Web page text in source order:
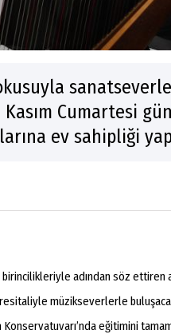
Kasım Cumartesi
ev sahipliği
adından söz ettiren
müzikseverlerle
eğitimini